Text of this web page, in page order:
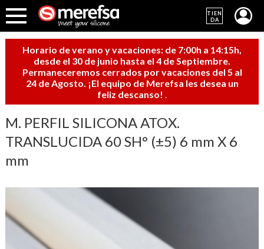
TIEN
DA
Horario de verano y vacaciones: de 7:00h a 14:15h,
desde el 30 de junio hasta el 4 de Septiembre.
Permaneceremos cerrados por vacaciones del 5 al
24 de Agosto. ¡El equipo de Merefsa les desea un
feliz descanso!
M. PERFIL SILICONA ATOX.
TRANSLUCIDA 60 SH° (±5) 6 mm X 6
mm